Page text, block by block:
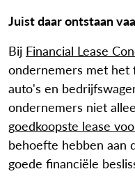
Juist daar ontstaan
Bij Financial Lease
ondernemers met het
auto's en
ondernemers niet
goedkoopste lease
behoefte hebben aan
goede financiële